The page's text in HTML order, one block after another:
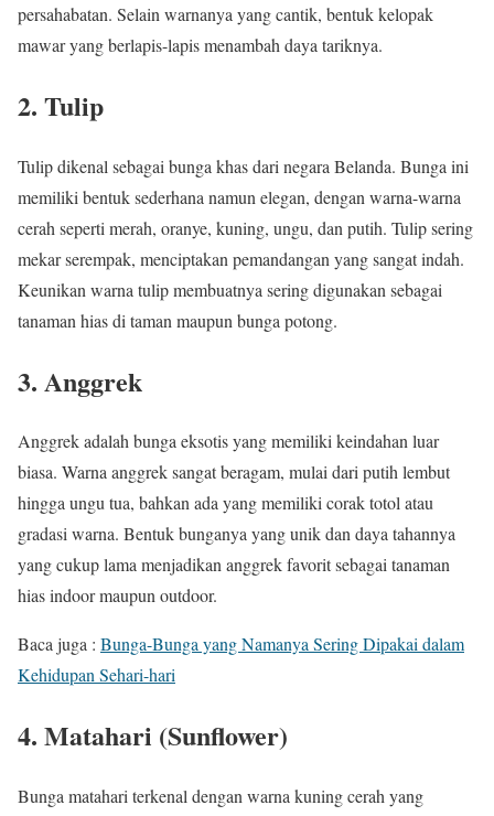
persahabatan. Selain warnanya yang cantik, bentuk kelopak
mawar yang berlapis-lapis menambah daya tariknya.
2. Tulip
Tulip dikenal sebagai bunga khas dari negara Belanda. Bunga ini
memiliki bentuk sederhana namun elegan, dengan warna-warna
cerah seperti merah, oranye, kuning, ungu, dan putih. Tulip sering
mekar serempak, menciptakan pemandangan yang sangat indah.
Keunikan warna tulip membuatnya sering digunakan sebagai
tanaman hias di taman maupun bunga potong.
3. Anggrek
Anggrek adalah bunga eksotis yang memiliki keindahan luar
biasa. Warna anggrek sangat beragam, mulai dari putih lembut
hingga ungu tua, bahkan ada yang memiliki corak totol atau
gradasi warna. Bentuk bunganya yang unik dan daya tahannya
yang cukup lama menjadikan anggrek favorit sebagai tanaman
hias indoor maupun outdoor.
Baca juga : Bunga-Bunga yang Namanya Sering Dipakai dalam
Kehidupan Sehari-hari
4. Matahari (Sunflower)
Bunga matahari terkenal dengan warna kuning cerah yang